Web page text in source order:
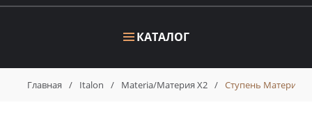
КАТАЛОГ
Главная / Italon / Materia/Материя X2 / Ступень Материя